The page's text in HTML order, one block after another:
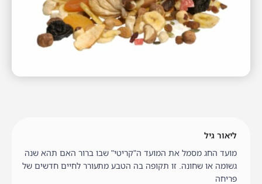
ליאור גיל
מועד החג מסמל את המועד ה"קריטי" שבו ברור האם תהא שנה
גשומה או שחונה. זו תקופה בה הטבע מתעורר לחיים חדשים של
פריחה